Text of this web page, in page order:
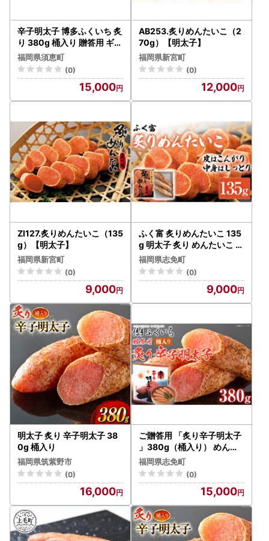
辛子明太子 博多ふくいち 炙
り 380g 桶入り 贈答用 ギフ
ト | 辛子明太子
福岡県須恵町
(0)
15,000
AB253.炙りめんたいこ（2
70g）【明太子】
福岡県新宮町
(0)
12,000
ZI127.炙りめんたいこ（135
g）【明太子】
福岡県新宮町
(0)
9,000
ふく富 炙りめんたいこ 135
g 明太子 炙り めんたいこ 福
岡 冷凍 魚介類 魚介 海鮮 グ
ルメ ご飯のお供 おつまみ
魚卵 白米 ご当地グルメ 九
州 明太茶漬け あぶり プチ
プチ 炙り焼き
福岡県志免町
(0)
9,000
明太子 炙り 辛子明太子 38
0g 桶入り
福岡県筑紫野市
(0)
16,000
ご贈答用 「炙り辛子明太子
」380g（桶入り） めんた
いこ 惣菜 お取り寄せ グル
メ 福岡 送料無料
福岡県志免町
(0)
15,000